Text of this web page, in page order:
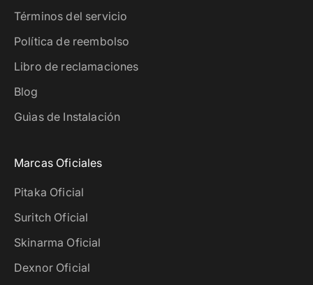
Términos del servicio
Política de reembolso
Libro de reclamaciones
Blog
Guìas de Instalación
Marcas Oficiales
Pitaka Oficial
Suritch Oficial
Skinarma Oficial
Dexnor Oficial